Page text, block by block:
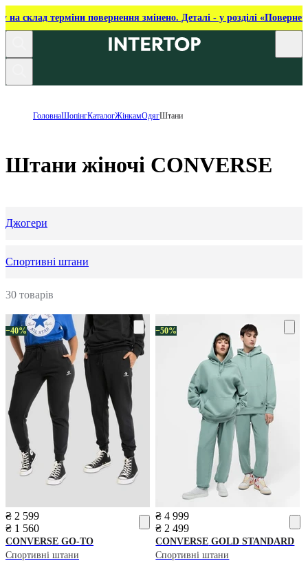
на склад терміни повернення змінено. Деталі - у розділі
ГоловнаШопінгКаталогЖінкамОдягШтани
Штани жіночі CONVERSE
Джогери
Спортивні штани
30 товарів
−40%
₴ 2 599
₴ 1 560
CONVERSE GO-TO
Спортивні штани
−50%
₴ 4 999
₴ 2 499
CONVERSE GOLD STANDARD
Спортивні штани